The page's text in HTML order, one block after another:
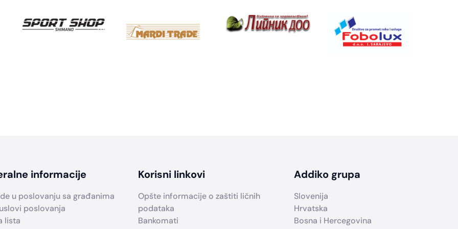
informacije
u poslovanju sa građanima
poslovanja
lista
Korisni linkovi
Opšte informacije o zaštiti ličnih
podataka
Bankomati
Addiko grupa
Slovenija
Hrvatska
Bosna i Hercegovina